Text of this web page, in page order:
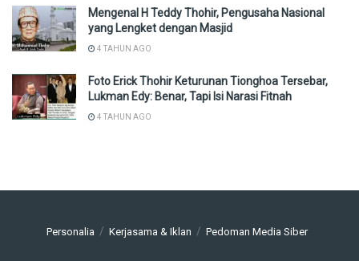
Mengenal H Teddy Thohir, Pengusaha Nasional
yang Lengket dengan Masjid
4 TAHUN AGO
Foto Erick Thohir Keturunan Tionghoa Tersebar,
Lukman Edy: Benar, Tapi Isi Narasi Fitnah
4 TAHUN AGO
Personalia Kerjasama & Iklan Pedoman Media Siber